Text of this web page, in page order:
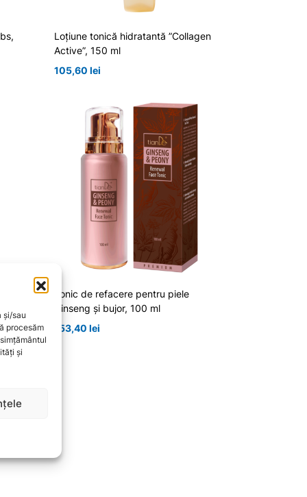
și/sau
procesăm
și
Loțiune tonică hidratantă ”Collagen
Active”, 150 ml
105,60 lei
Tonic de refacere pentru piele
Ginseng și bujor, 100 ml
153,40 lei